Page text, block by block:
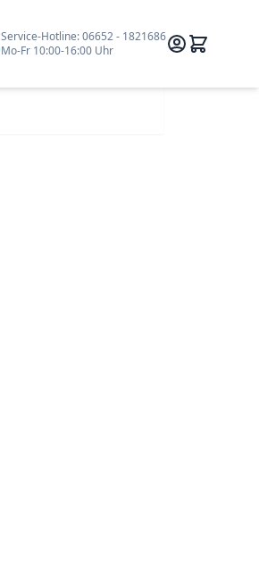
Service-Hotline:06652 - 1821686
Mo-Fr 10:00-16:00 Uhr